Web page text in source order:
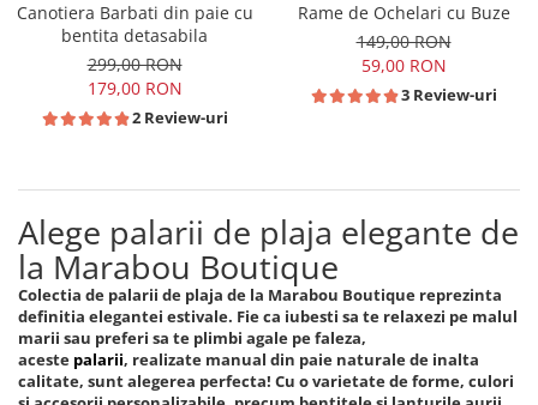
Canotiera Barbati din paie cu
bentita detasabila
299,00 RON
179,00 RON
2 Review-uri
Rame de Ochelari cu Buze
149,00 RON
59,00 RON
3 Review-uri
Alege palarii de plaja elegante de
la Marabou Boutique
Colectia de palarii de plaja de la Marabou Boutique reprezinta
definitia elegantei estivale. Fie ca iubesti sa te relaxezi pe malul
marii sau preferi sa te plimbi agale pe faleza,
aceste palarii, realizate manual din paie naturale de inalta
calitate, sunt alegerea perfecta! Cu o varietate de forme, culori